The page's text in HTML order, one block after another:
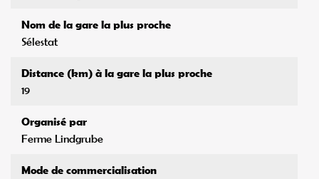
Nom de la gare la plus proche
Sélestat
Distance (km) à la gare la plus proche
19
Organisé par
Ferme Lindgrube
Mode de commercialisation